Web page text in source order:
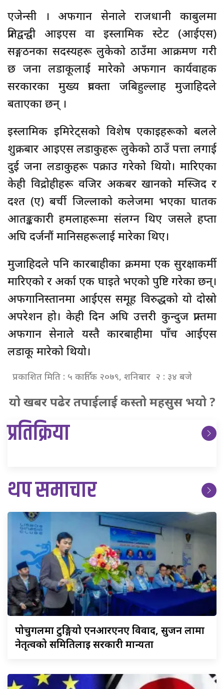
एजेन्सी । अफगान सेनाले राजधानी काबुलमा
प्रतिद्वन्द्वी आइएस वा इस्लामिक स्टेट (आईएस)
सङ्गठनका सदस्यहरू लुकेको ठाउँमा आक्रमण गरी
छ जना लडाकूलाई मारेको अफगान कार्यवाहक
सरकारका मुख्य प्रवक्ता जबिहुल्लाह मुजाहिदले
बताएका छन् ।
इस्लामिक इमिरेट्सको विशेष एकाइहरूको बलले
शुक्रबार आइएस लडाकुहरू लुकेको ठाउँ पत्ता लगाई
दुई जना लडाकुहरू पक्राउ गरेको थियो। मारिएका
केही विद्रोहीहरू वजिर अकबर खानको मस्जिद र
दश्त (ए) बर्ची जिल्लाको कलेजमा भएका घातक
आतङ्ककारी हमलाहरूमा संलग्न थिए जसले हप्ता
अघि दर्जनौं मानिसहरूलाई मारेका थिए।
मुजाहिदले पनि कारबाहीका क्रममा एक सुरक्षाकर्मी
मारिएको र अर्का एक घाइते भएको पुष्टि गरेका छन्।
अफगानिस्तानमा आईएस समूह विरुद्धको यो दोस्रो
अपरेशन हो। केही दिन अघि उत्तरी कुन्दुज प्रान्तमा
अफगान सेनाले यस्तै कारबाहीमा पाँच आईएस
लडाकू मारेको थियो।
प्रकाशित मिति : ५ कार्तिक २०७९, शनिबार २ : ३४ बजे
यो खबर पढेर तपाईलाई कस्तो महसुस भयो ?
प्रतिक्रिया
थप समाचार
पोर्चुगलमाटुङ्गियो एनआरएनए विवाद, सुजन लामा
नेतृत्वको समितिलाई सरकारी मान्यता